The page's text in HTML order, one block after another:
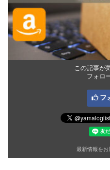
この記事が
フォロ
フ
最新情報をお